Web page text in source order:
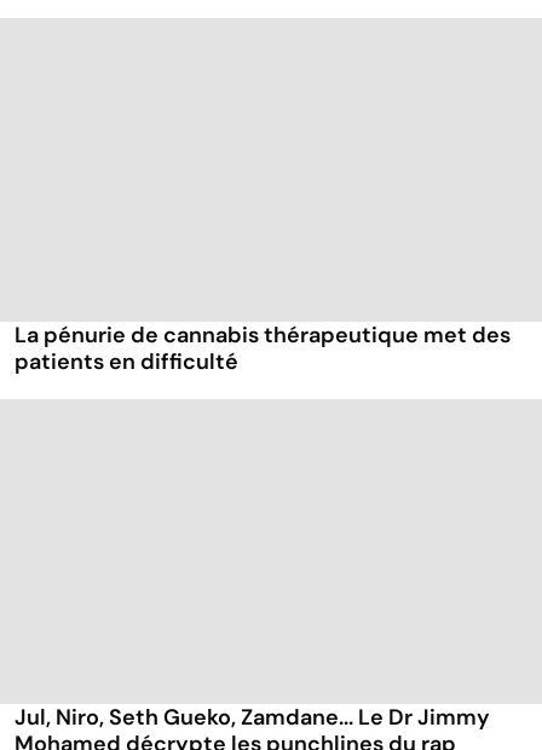
La pénurie de cannabis thérapeutique met des
patients en difficulté
Jul, Niro, Seth Gueko, Zamdane... Le Dr Jimmy
Mohamed décrypte les punchlines du rap